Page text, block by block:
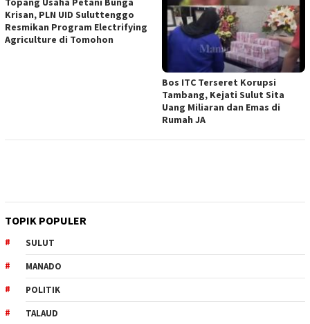
Krisan, PLN UID Suluttenggo
Resmikan Program Electrifying
Agriculture di Tomohon
Bos ITC Terseret Korupsi
Tambang, Kejati Sulut Sita
Uang Miliaran dan Emas di
Rumah JA
TOPIK POPULER
SULUT
MANADO
POLITIK
TALAUD